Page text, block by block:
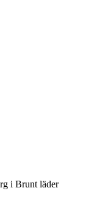
i Brunt läder